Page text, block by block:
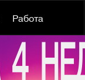
Работа